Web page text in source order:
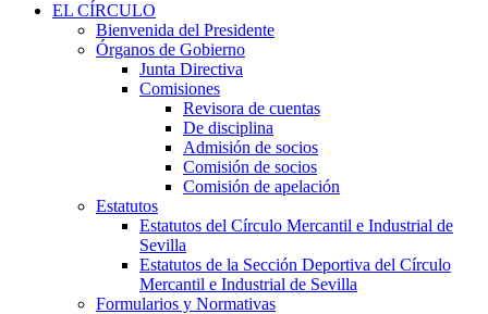
EL CÍRCULO
Bienvenida del Presidente
Órganos de Gobierno
Junta Directiva
Comisiones
Revisora de cuentas
De disciplina
Admisión de socios
Comisión de socios
Comisión de apelación
Estatutos
Estatutos del Círculo Mercantil e Industrial de
Sevilla
Estatutos de la Sección Deportiva del Círculo
Mercantil e Industrial de Sevilla
Formularios y Normativas